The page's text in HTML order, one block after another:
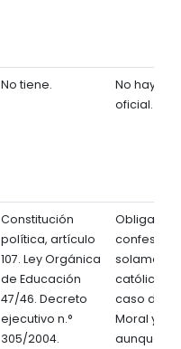
No tiene.
No hay a
oficial.
Constitución
política, artículo
107. Ley Orgánica
de Educación
47/46. Decreto
ejecutivo n.°
305/2004.
solamente
católica
caso de
Moral y
aunque los